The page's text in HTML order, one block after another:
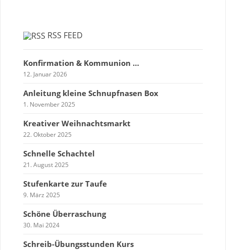
RSS FEED
Konfirmation & Kommunion …
12. Januar 2026
Anleitung kleine Schnupfnasen Box
1. November 2025
Kreativer Weihnachtsmarkt
22. Oktober 2025
Schnelle Schachtel
21. August 2025
Stufenkarte zur Taufe
9. März 2025
Schöne Überraschung
30. Mai 2024
Schreib-Übungsstunden Kurs